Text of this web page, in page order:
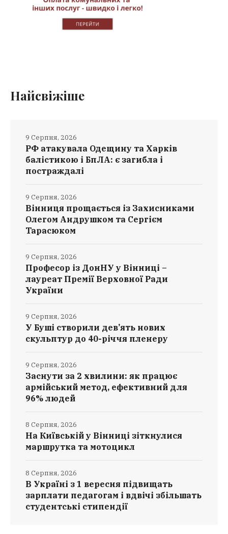
Найсвіжіше
РФ атакувала Одещину та Харків
балістикою і БпЛА: є загибла і
постраждалі
9 Серпня, 2026
Вінниця прощається із Захисниками
Олегом Андрушком та Сергієм
Тарасюком
9 Серпня, 2026
Професор із ДонНУ у Вінниці –
лауреат Премії Верховної Ради
України
9 Серпня, 2026
У Буші створили дев’ять нових
скульптур до 40-річчя пленеру
9 Серпня, 2026
Заснути за 2 хвилини: як працює
армійський метод, ефективний для
96% людей
9 Серпня, 2026
На Київській у Вінниці зіткнулися
маршрутка та мотоцикл
8 Серпня, 2026
В Україні з 1 вересня підвищать
зарплати педагогам і вдвічі збільшать
студентські стипендії
8 Серпня, 2026